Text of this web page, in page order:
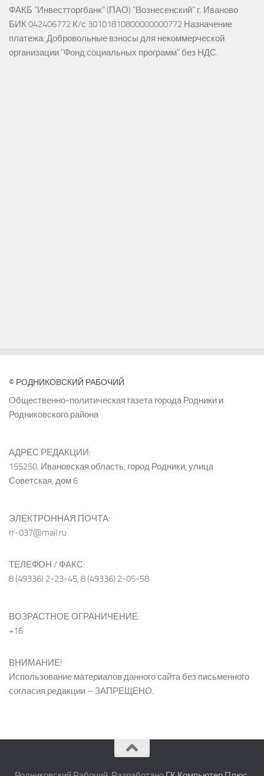
ФАКБ "Инвестторгбанк" (ПАО) "Вознесенский" г. Иваново
БИК 042406772 К/с 30101810800000000772 Назначение
платежа: Добровольные взносы для некоммерческой
организации "Фонд социальных программ" без НДС.
© РОДНИКОВСКИЙ РАБОЧИЙ
Общественно-политическая газета города Родники и
Родниковского района
АДРЕС РЕДАКЦИИ:
155250, Ивановская область, город Родники, улица
Советская, дом 6
ЭЛЕКТРОННАЯ ПОЧТА:
rr-037@mail.ru
ТЕЛЕФОН / ФАКС:
8 (49336) 2-23-45, 8 (49336) 2-05-58
ВОЗРАСТНОЕ ОГРАНИЧЕНИЕ:
+16
ВНИМАНИЕ!
Использование материалов данного сайта без письменного
согласия редакции – ЗАПРЕЩЕНО.